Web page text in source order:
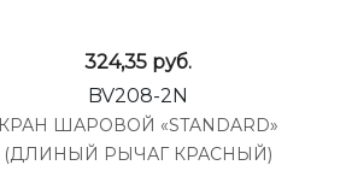
324,35 руб.
BV208-2N
КРАН ШАРОВОЙ «STANDARD»
(ДЛИНЫЙ РЫЧАГ КРАСНЫЙ)